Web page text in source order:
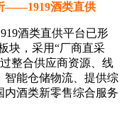
——1919酒类直供
酒类直供平台已形
块，采用“厂商直采
整合供应商资源、线
智能仓储物流、提供综
酒类新零售综合服务